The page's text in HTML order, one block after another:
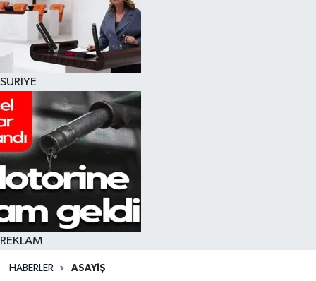
SURİYE
REKLAM
HABERLER ASAYIŞ